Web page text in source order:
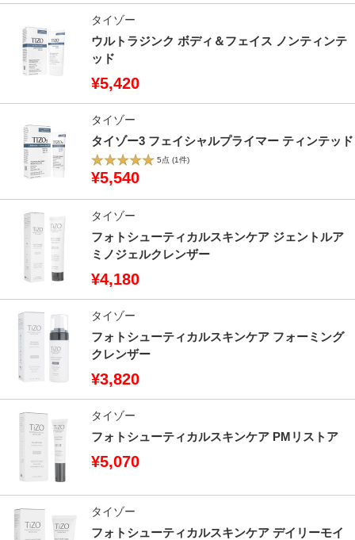
タイゾー
ウルトラジンク ボディ＆フェイス ノンティンテ
ッド
¥5,420
タイゾー
タイゾー3 フェイシャルプライマー ティンテッド
5点 (1件)
¥5,540
タイゾー
フォトシューティカルスキンケア ジェントルア
ミノジェルクレンザー
¥4,180
タイゾー
フォトシューティカルスキンケア フォーミング
クレンザー
¥3,820
タイゾー
フォトシューティカルスキンケア PMリストア
¥5,070
タイゾー
フォトシューティカルスキンケア デイリーモイ